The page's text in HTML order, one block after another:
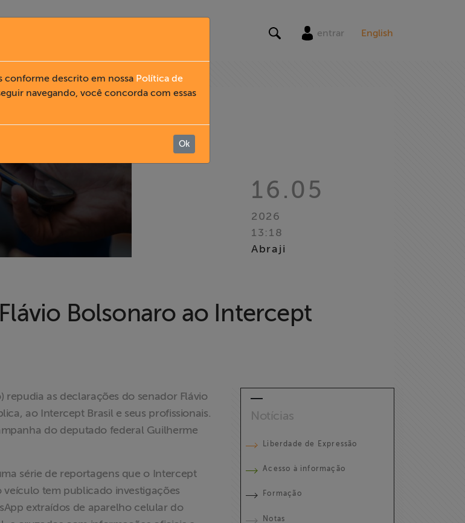
entrar English
16.05
2026
13:18
Abraji
Bolsonaro ao Intercept
repudia as declarações do senador Flávio
ao Intercept Brasil e seus profissionais.
do deputado federal Guilherme
série de reportagens que o Intercept
veículo tem publicado investigações
extraídos de aparelho celular do
Notícias
Liberdade de Expressão
Acesso à informação
Formação
Notas
conforme descrito em nossa Política de
navegando, você concorda com essas
Ok